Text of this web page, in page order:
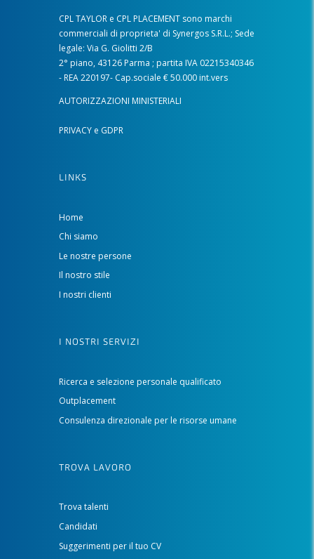
CPL TAYLOR e CPL PLACEMENT sono marchi
commerciali di proprieta' di Synergos S.R.L.; Sede
legale: Via G. Giolitti 2/B
2° piano, 43126 Parma ; partita IVA 02215340346
- REA 220197- Cap.sociale € 50.000 int.vers
AUTORIZZAZIONI MINISTERIALI
PRIVACY e GDPR
LINKS
Home
Chi siamo
Le nostre persone
Il nostro stile
I nostri clienti
I NOSTRI SERVIZI
Ricerca e selezione personale qualificato
Outplacement
Consulenza direzionale per le risorse umane
TROVA LAVORO
Trova talenti
Candidati
Suggerimenti per il tuo CV